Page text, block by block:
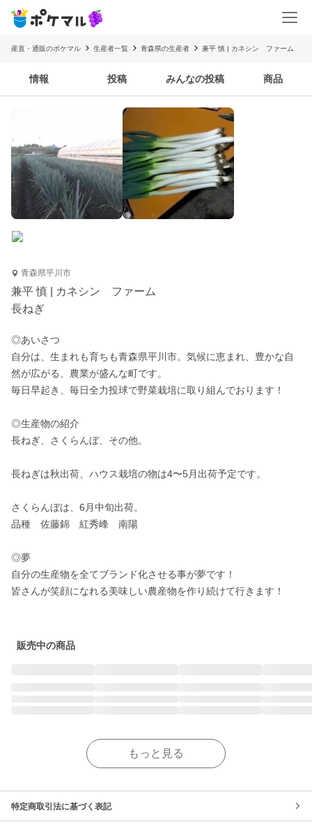
産直・通販のポケマル 生産者一覧 青森県の生産者 兼平 慎 | カネシン ファーム
情報 投稿 みんなの投稿 商品
青森県平川市
兼平 慎 | カネシン ファーム
長ねぎ
◎あいさつ
自分は、生まれも育ちも青森県平川市。気候に恵まれ、豊かな自
然が広がる、農業が盛んな町です。
毎日早起き、毎日全力投球で野菜栽培に取り組んでおります！
◎生産物の紹介
長ねぎ、さくらんぼ、その他。
長ねぎは秋出荷、ハウス栽培の物は4〜5月出荷予定です。
さくらんぼは、6月中旬出荷。
品種　佐藤錦　紅秀峰　南陽
◎夢
自分の生産物を全てブランド化させる事が夢です！
皆さんが笑顔になれる美味しい農産物を作り続けて行きます！
販売中の商品
もっと見る
特定商取引法に基づく表記